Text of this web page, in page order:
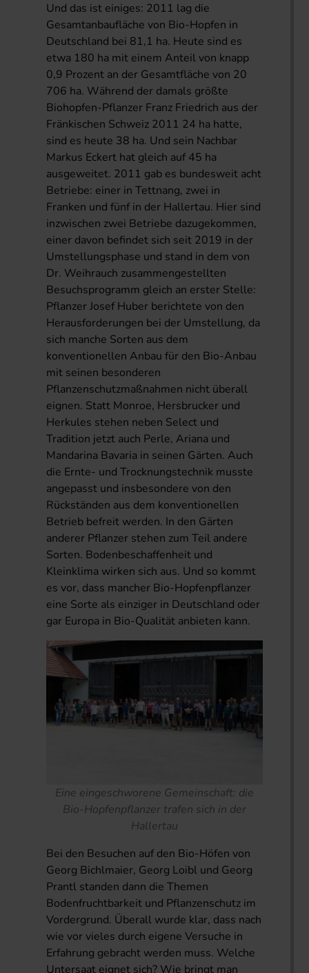
Und das ist einiges: 2011 lag die
Gesamtanbaufläche von Bio-Hopfen in
Deutschland bei 81,1 ha. Heute sind es
etwa 180 ha mit einem Anteil von knapp
0,9 Prozent an der Gesamtfläche von 20
706 ha. Während der damals größte
Biohopfen-Pflanzer Franz Friedrich aus der
Fränkischen Schweiz 2011 24 ha hatte,
sind es heute 38 ha. Und sein Nachbar
Markus Eckert hat gleich auf 45 ha
ausgeweitet. 2011 gab es bundesweit acht
Betriebe: einer in Tettnang, zwei in
Franken und fünf in der Hallertau. Hier sind
inzwischen zwei Betriebe dazugekommen,
einer davon befindet sich seit 2019 in der
Umstellungsphase und stand in dem von
Dr. Weihrauch zusammengestellten
Besuchsprogramm gleich an erster Stelle:
Pflanzer Josef Huber berichtete von den
Herausforderungen bei der Umstellung, da
sich manche Sorten aus dem
konventionellen Anbau für den Bio-Anbau
mit seinen besonderen
Pflanzenschutzmaßnahmen nicht überall
eignen. Statt Monroe, Hersbrucker und
Herkules stehen neben Select und
Tradition jetzt auch Perle, Ariana und
Mandarina Bavaria in seinen Gärten. Auch
die Ernte- und Trocknungstechnik musste
angepasst und insbesondere von den
Rückständen aus dem konventionellen
Betrieb befreit werden. In den Gärten
anderer Pflanzer stehen zum Teil andere
Sorten. Bodenbeschaffenheit und
Kleinklima wirken sich aus. Und so kommt
es vor, dass mancher Bio-Hopfenpflanzer
eine Sorte als einziger in Deutschland oder
gar Europa in Bio-Qualität anbieten kann.
Eine eingeschworene Gemeinschaft: die
Bio-Hopfenpflanzer trafen sich in der
Hallertau
Bei den Besuchen auf den Bio-Höfen von
Georg Bichlmaier, Georg Loibl und Georg
Prantl standen dann die Themen
Bodenfruchtbarkeit und Pflanzenschutz im
Vordergrund. Überall wurde klar, dass nach
wie vor vieles durch eigene Versuche in
Erfahrung gebracht werden muss. Welche
Untersaat eignet sich? Wie bringt man